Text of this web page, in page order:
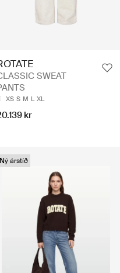
SWEAT
XS S M L XL
kr
Ný árstíð